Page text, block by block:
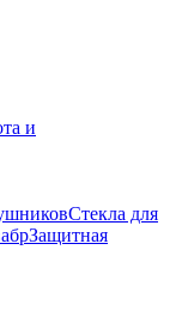
и
Стекла для
Защитная